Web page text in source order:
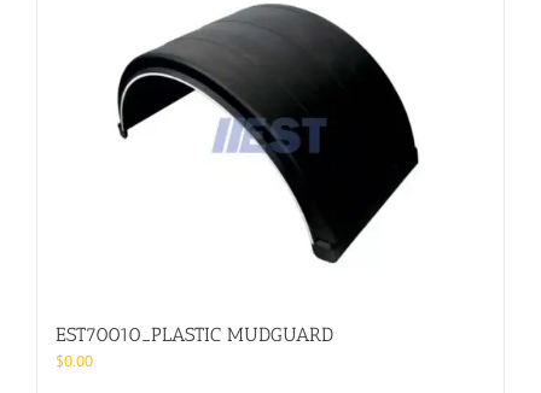
EST70010_PLASTIC MUDGUARD
$0.00